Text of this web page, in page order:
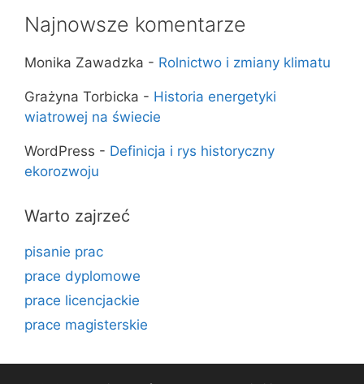
Najnowsze komentarze
Monika Zawadzka - Rolnictwo i zmiany klimatu
Grażyna Torbicka - Historia energetyki
wiatrowej na świecie
WordPress - Definicja i rys historyczny
ekorozwoju
Warto zajrzeć
pisanie prac
prace dyplomowe
prace licencjackie
prace magisterskie